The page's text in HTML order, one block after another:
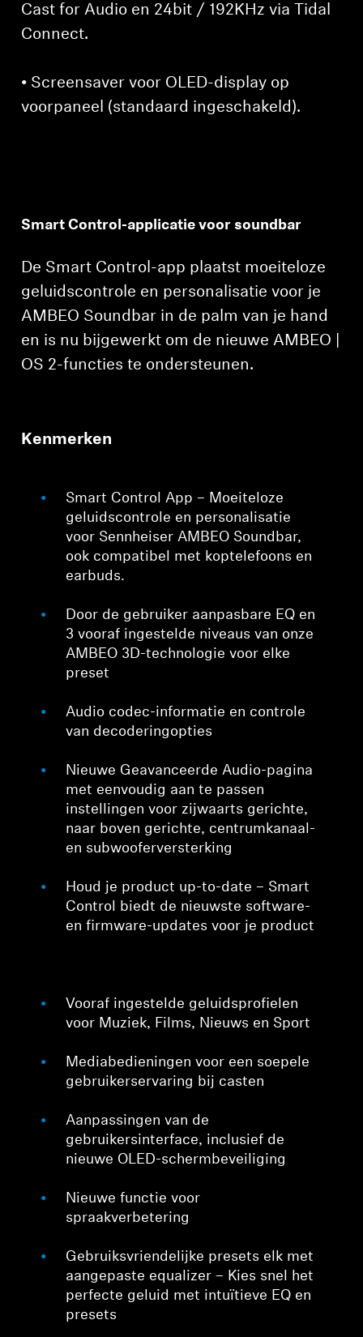
Cast for Audio en 24bit / 192KHz via Tidal
Connect.
• Screensaver voor OLED-display op
voorpaneel (standaard ingeschakeld).
Smart Control-applicatie voor soundbar
De Smart Control-app plaatst moeiteloze
geluidscontrole en personalisatie voor je
AMBEO Soundbar in de palm van je hand
en is nu bijgewerkt om de nieuwe AMBEO |
OS 2-functies te ondersteunen.
Kenmerken
Smart Control App – Moeiteloze
geluidscontrole en personalisatie
voor Sennheiser AMBEO Soundbar,
ook compatibel met koptelefoons en
earbuds.
Door de gebruiker aanpasbare EQ en
3 vooraf ingestelde niveaus van onze
AMBEO 3D-technologie voor elke
preset
Audio codec-informatie en controle
van decoderingopties
Nieuwe Geavanceerde Audio-pagina
met eenvoudig aan te passen
instellingen voor zijwaarts gerichte,
naar boven gerichte, centrumkanaal-
en subwooferversterking
Houd je product up-to-date – Smart
Control biedt de nieuwste software-
en firmware-updates voor je product
Vooraf ingestelde geluidsprofielen
voor Muziek, Films, Nieuws en Sport
Mediabedieningen voor een soepele
gebruikerservaring bij casten
Aanpassingen van de
gebruikersinterface, inclusief de
nieuwe OLED-schermbeveiliging
Nieuwe functie voor
spraakverbetering
Gebruiksvriendelijke presets elk met
aangepaste equalizer – Kies snel het
perfecte geluid met intuïtieve EQ en
presets
Meld u aan bij uw account om producten aan uw
opgeslagen artikelen te bekijken.
Login